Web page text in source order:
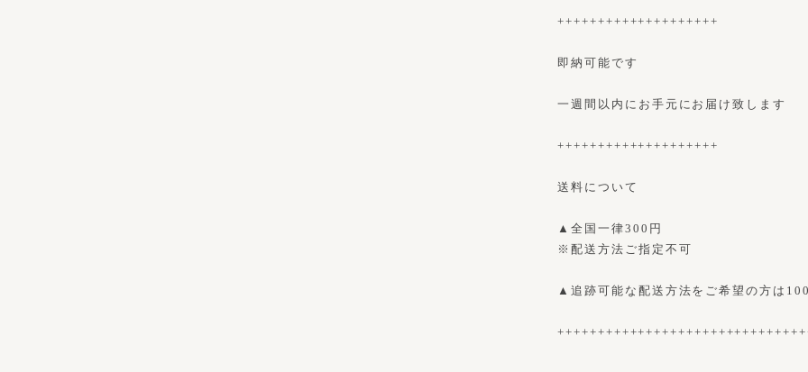
++++++++++++++++++++
即納可能です
一週間以内にお手元にお届け致します
++++++++++++++++++++
送料について
▲全国一律300円
※配送方法ご指定不可
▲追跡可能な配送方法をご希望の方は